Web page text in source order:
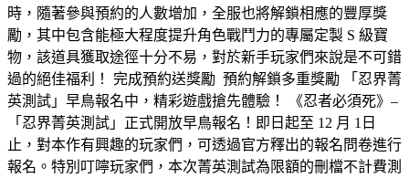
時，隨著參與預約的人數增加，全服也將解鎖相應的豐厚獎
勵，其中包含能極大程度提升角色戰鬥力的專屬定製 S 級寶
物，該道具獲取途徑十分不易，對於新手玩家們來說是不可錯
過的絕佳福利！ 完成預約送獎勵 預約解鎖多重獎勵 「忍界菁
英測試」早鳥報名中，精彩遊戲搶先體驗！ 《忍者必須死》–
「忍界菁英測試」正式開放早鳥報名！即日起至 12 月 1日
止，對本作有興趣的玩家們，可透過官方釋出的報名問卷進行
報名。特別叮嚀玩家們，本次菁英測試為限額的刪檔不計費測